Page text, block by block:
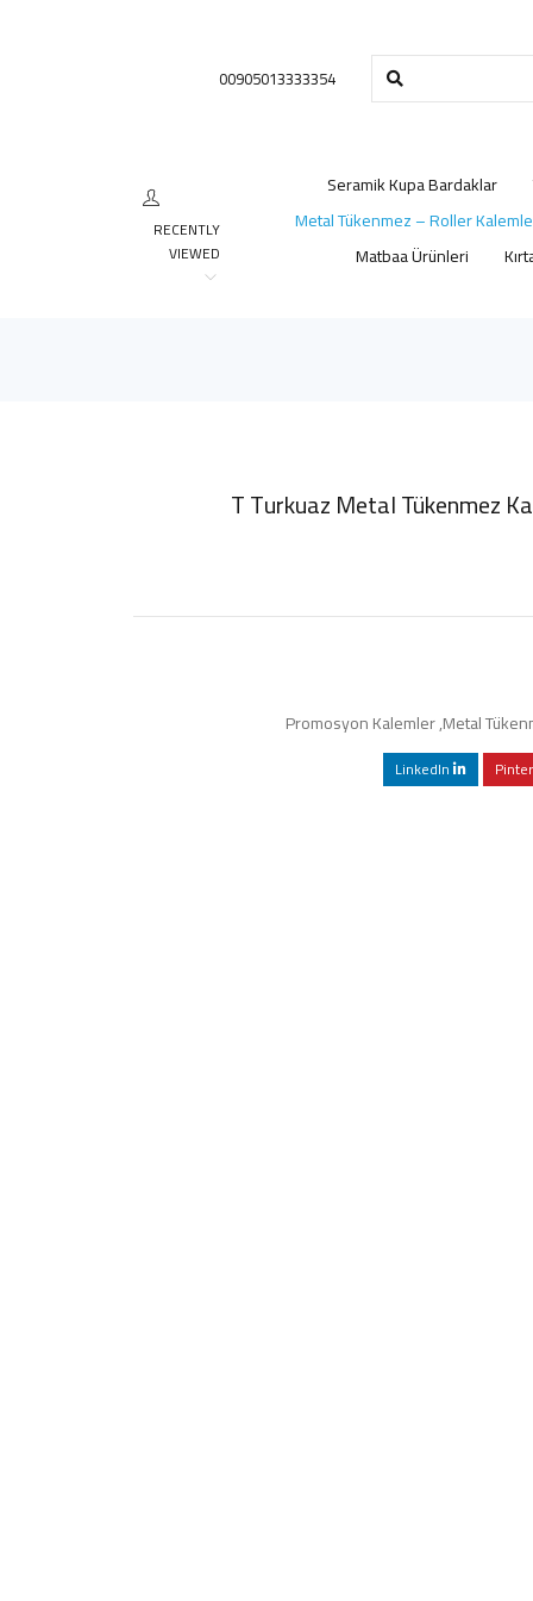
00905013333354
Seramik Kupa Bardaklar
Metal Tükenmez – Roller
Matbaa Ürünleri
RECENTLY
VIEWED
Metal
,
Promosyon Kalemler
LinkedIn